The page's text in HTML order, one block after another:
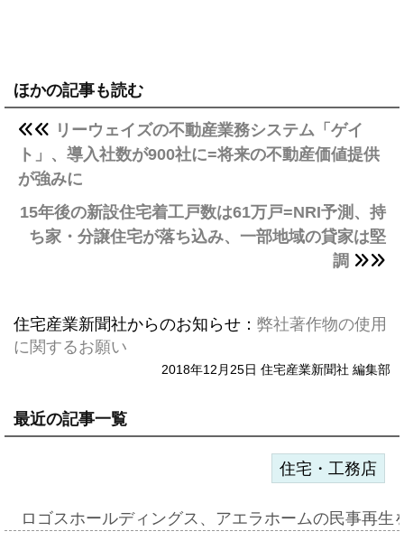
ほかの記事も読む
リーウェイズの不動産業務システム「ゲイ
ト」、導入社数が900社に=将来の不動産価値提供
が強みに
15年後の新設住宅着工戸数は61万戸=NRI予測、持
ち家・分譲住宅が落ち込み、一部地域の貸家は堅
調
住宅産業新聞社からのお知らせ： 弊社著作物の使用
に関するお願い
2018年12月25日 住宅産業新聞社 編集部
最近の記事一覧
住宅・工務店
ロゴスホールディングス、アエラホームの民事再